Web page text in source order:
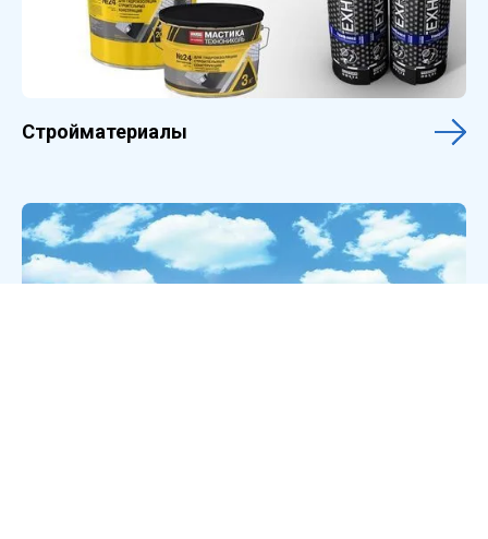
Стройматериалы